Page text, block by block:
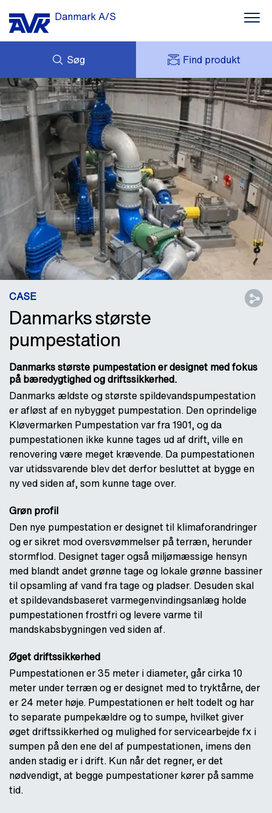
Danmark A/S
Søg Find produkt
NYHEDER
DOWNLOADS
CASES
OM OS
KONTAKT OS
FORESPØRG
MIT AVK
AVK HOLDING (GROUP)
PRISLISTE
CASE
Danmarks største
pumpestation
Danmarks største pumpestation er designet med fokus
på bæredygtighed og driftssikkerhed.
Danmarks ældste og største spildevandspumpestation
er afløst af en nybygget pumpestation. Den oprindelige
Kløvermarken Pumpestation var fra 1901, og da
pumpestationen ikke kunne tages ud af drift, ville en
renovering være meget krævende. Da pumpestationen
var utidssvarende blev det derfor besluttet at bygge en
ny ved siden af, som kunne tage over.
Grøn profil
Den nye pumpestation er designet til klimaforandringer
og er sikret mod oversvømmelser på terræn, herunder
stormflod. Designet tager også miljømæssige hensyn
med blandt andet grønne tage og lokale grønne bassiner
til opsamling af vand fra tage og pladser. Desuden skal
et spildevandsbaseret varmegenvindingsanlæg holde
pumpestationen frostfri og levere varme til
mandskabsbygningen ved siden af.
Øget driftssikkerhed
Pumpestationen er 35 meter i diameter, går cirka 10
meter under terræn og er designet med to tryktårne, der
er 24 meter høje. Pumpestationen er helt todelt og har
to separate pumpekældre og to sumpe, hvilket giver
øget driftssikkerhed og mulighed for servicearbejde fx i
sumpen på den ene del af pumpestationen, imens den
anden stadig er i drift. Kun når det regner, er det
nødvendigt, at begge pumpestationer kører på samme
tid.